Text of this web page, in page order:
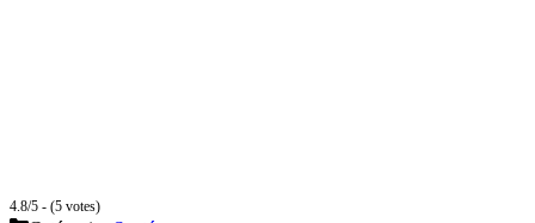
4.8/5 - (5 votes)